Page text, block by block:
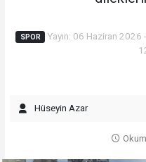
SPOR
Yayın: 06 Haziran
Hüseyin Azar